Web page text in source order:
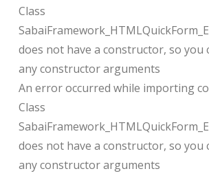
Class
does not have a constructor, so you
any constructor arguments
An error occurred while importing
Class
does not have a constructor, so you
any constructor arguments